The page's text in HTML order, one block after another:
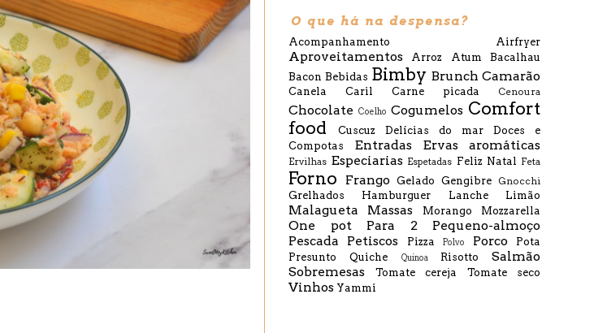
O que há na despensa?
Acompanhamento Airfryer
Aproveitamentos Arroz Atum
Bacalhau
Bacon Bebidas Bimby Brunch Camarão
Canela Caril Carne picada Cenoura
Chocolate Coelho Cogumelos Comfort
food
Cuscuz Delícias do mar
Doces e
Compotas
Entradas Ervas aromáticas
Ervilhas Especiarias Espetadas Feliz Natal Feta
Forno Frango Gelado Gengibre Gnocchi
Grelhados Hamburguer Lanche Limão
Malagueta Massas Morango Mozzarella
One pot Para 2
Pequeno-almoço
Pescada
Petiscos Pizza Polvo Porco
Pota
Presunto
Quiche Quinoa Risotto
Salmão
Sobremesas
Tomate cereja Tomate seco
Vinhos Yammi